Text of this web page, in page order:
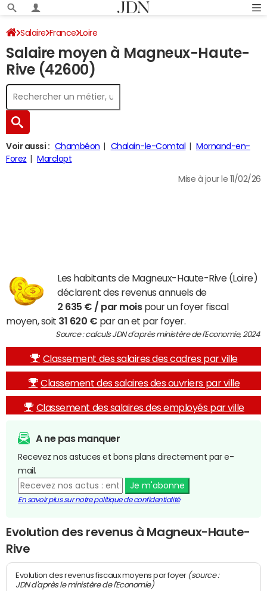
Salaire France Loire
Salaire moyen à Magneux-Haute-
Rive (42600)
Voir aussi : Chambéon Chalain-le-Comtal
Mornand-en-
Forez
Marclopt
Mise à jour le 11/02/26
Les habitants de Magneux-Haute-Rive (Loire)
déclarent des revenus annuels de
2 635 € / par moispour un foyer fiscal
moyen, soit 31 620 € par an et par foyer.
Source : calculs JDN d'après ministère de l'Economie, 2024
Classement des salaires des cadres par ville
Classement des salaires des ouvriers par ville
Classement des salaires des employés par ville
A ne pas manquer
Recevez nos astuces et bons plans directement par e-
mail.
Je m'abonne
En savoir plus sur notre politique de confidentialité
Evolution des revenus à Magneux-Haute-
Rive
Evolution des revenus fiscaux moyens par foyer (source :
JDN d'après le ministère de l'Economie)